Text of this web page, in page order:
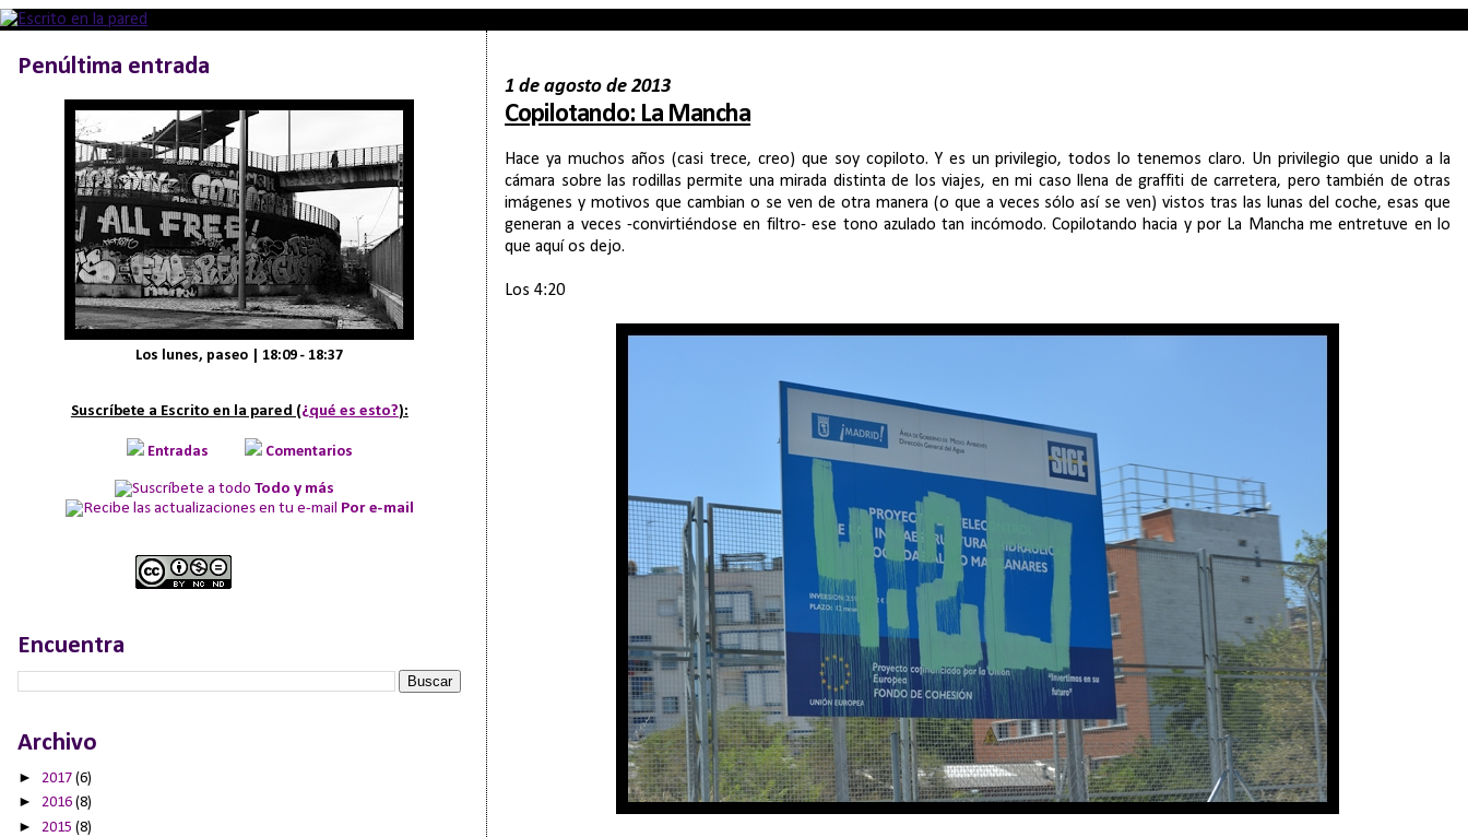
1 de agosto de 2013
Copilotando: La Mancha
Hace ya muchos años (casi trece, creo) que soy copiloto. Y es un privilegio, todos lo tenemos claro. Un privilegio que unido a la
cámara sobre las rodillas permite una mirada distinta de los viajes, en mi caso llena de graffiti de carretera, pero también de otras
imágenes y motivos que cambian o se ven de otra manera (o que a veces sólo así se ven) vistos tras las lunas del coche, esas que
generan a veces -convirtiéndose en filtro- ese tono azulado tan incómodo. Copilotando hacia y por La Mancha me entretuve en lo
que aquí os dejo.
Los 4:20
Penúltima entrada
Los lunes, paseo | 18:09 - 18:37
Suscríbete a Escrito en la pared (¿qué es esto?):
Entradas Comentarios
Todo y más
Por e-mail
Encuentra
Archivo
► 2017 (6)
► 2016 (8)
► 2015 (8)